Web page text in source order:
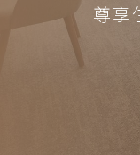
尊享